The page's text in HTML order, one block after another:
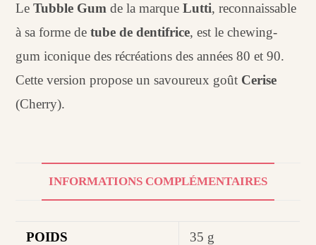
LeTubble Gum de la marqueLutti, reconnaissable
à sa forme detube de dentifrice, est le chewing-
gum iconique des récréations des années 80 et 90.
Cette version propose un savoureux goût Cerise
(Cherry).
INFORMATIONS COMPLÉMENTAIRES
POIDS 35 g